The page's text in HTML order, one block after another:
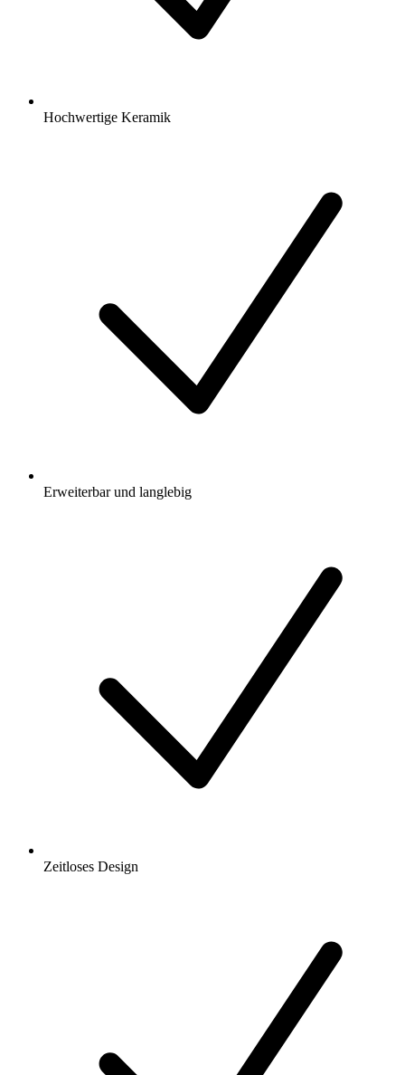
Hochwertige Keramik
Erweiterbar und langlebig
Zeitloses Design